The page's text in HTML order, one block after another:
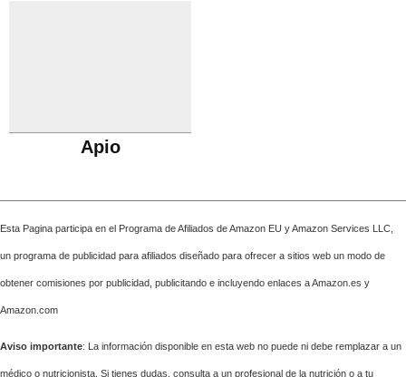
Apio
Esta Pagina participa en el Programa de Afiliados de Amazon EU y Amazon Services LLC,
un programa de publicidad para afiliados diseñado para ofrecer a sitios web un modo de
obtener comisiones por publicidad, publicitando e incluyendo enlaces a Amazon.es y
Amazon.com
Aviso importante: La información disponible en esta web no puede ni debe remplazar a un
médico o nutricionista. Si tienes dudas, consulta a un profesional de la nutrición o a tu